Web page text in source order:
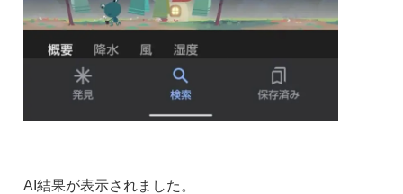
AI結果が表示されました。